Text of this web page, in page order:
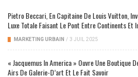
Pietro Beccari, En Capitaine De Louis Vuitton,
Luxe Totale Faisant Le Pont Entre Continents Et
MARKETING URBAIN / 3 JUIL 2025
« Jacquemus In America » Ouvre Une Boutique
Airs De Galerie-D’art Et Le Fait Savoir